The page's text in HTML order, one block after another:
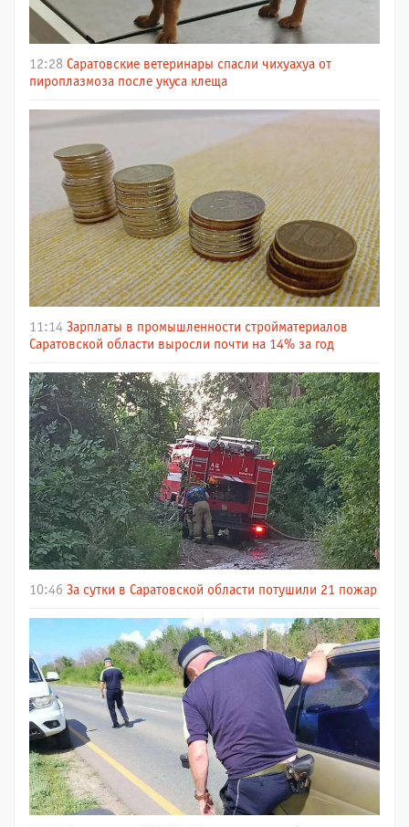
12:28 Саратовские ветеринары спасли чихуахуа от
пироплазмоза после укуса клеща
11:14 Зарплаты в промышленности стройматериалов
Саратовской области выросли почти на 14% за год
10:46 За сутки в Саратовской области потушили 21 пожар